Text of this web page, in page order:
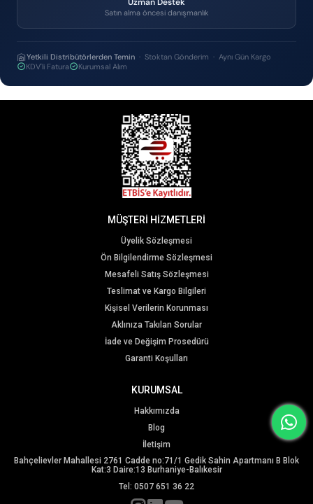
Satın alma öncesi danışmanlık
Yetkili Distribütörlerden Temin · Stoktan Gönderim · Aynı Gün Kargo
KDV'li Fatura
Kurumsal Alım
MÜŞTERİ HİZMETLERİ
Üyelik Sözleşmesi
Ön Bilgilendirme Sözleşmesi
Mesafeli Satış Sözleşmesi
Teslimat ve Kargo Bilgileri
Kişisel Verilerin Korunması
Aklınıza Takılan Sorular
İade ve Değişim Prosedürü
Garanti Koşulları
KURUMSAL
Hakkımızda
Blog
İletişim
Bahçelievler Mahallesi 2761 Cadde no:71/1 Gedik Sahin Apartmanı B Blok
Kat:3 Daire:13 Burhaniye-Balıkesir
Tel: 0507 651 36 22